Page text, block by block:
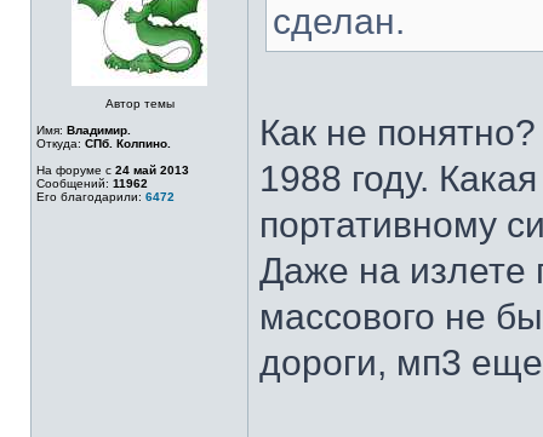
Автор темы
Имя: Владимир.
Откуда: СПб. Колпино.
На форуме с 24 май 2013
Сообщений: 11962
Его благодарили: 6472
сделан.
Как не
1988 году.
портативному
Даже на излете
массового не
дороги, мп3